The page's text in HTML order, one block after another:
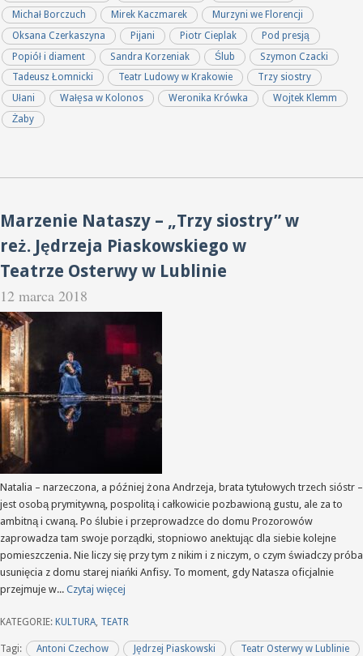
Michał Borczuch Mirek Kaczmarek
Murzyni we Florencji
Oksana Czerkaszyna
Pijani Piotr Cieplak
Pod presją
Popiół i diament
Sandra Korzeniak Ślub
Szymon Czacki
Tadeusz Łomnicki
Teatr Ludowy w Krakowie
Trzy siostry
Ułani
Wałęsa w Kolonos Weronika Krówka
Wojtek Klemm
Żaby
Marzenie Nataszy – „Trzy siostry” w
reż. Jędrzeja Piaskowskiego w
Teatrze Osterwy w Lublinie
12 marca 2018
Natalia – narzeczona, a później żona Andrzeja, brata tytułowych trzech sióstr –
jest osobą prymitywną, pospolitą i całkowicie pozbawioną gustu, ale za to
ambitną i cwaną. Po ślubie i przeprowadzce do domu Prozorowów
zaprowadza tam swoje porządki, stopniowo anektując dla siebie kolejne
pomieszczenia. Nie liczy się przy tym z nikim i z niczym, o czym świadczy próba
usunięcia z domu starej niańki Anfisy. To moment, gdy Natasza oficjalnie
przejmuje w... Czytaj więcej
KATEGORIE: KULTURA, TEATR
Tagi: Antoni Czechow Jędrzej Piaskowski
Teatr Osterwy w Lublinie